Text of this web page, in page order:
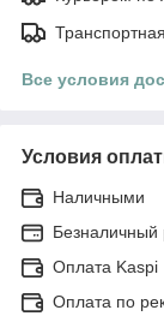
Все условия
Условия
Наличными
Безналичный
Оплата Kaspi
Оплата по